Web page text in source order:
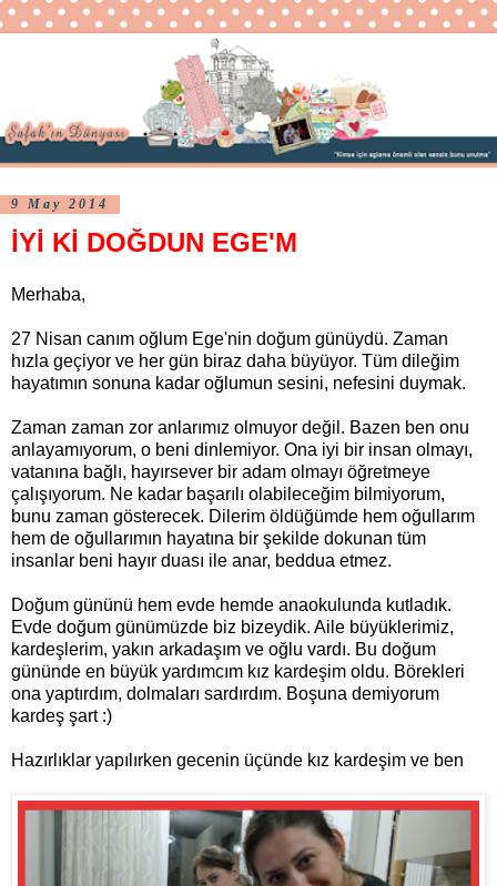
9 May 2014
İYİ Kİ DOĞDUN EGE'M
Merhaba,
27 Nisan canım oğlum Ege'nin doğum günüydü. Zaman
hızla geçiyor ve her gün biraz daha büyüyor. Tüm dileğim
hayatımın sonuna kadar oğlumun sesini, nefesini duymak.
Zaman zaman zor anlarımız olmuyor değil. Bazen ben onu
anlayamıyorum, o beni dinlemiyor. Ona iyi bir insan olmayı,
vatanına bağlı, hayırsever bir adam olmayı öğretmeye
çalışıyorum. Ne kadar başarılı olabileceğim bilmiyorum,
bunu zaman gösterecek. Dilerim öldüğümde hem oğullarım
hem de oğullarımın hayatına bir şekilde dokunan tüm
insanlar beni hayır duası ile anar, beddua etmez.
Doğum gününü hem evde hemde anaokulunda kutladık.
Evde doğum günümüzde biz bizeydik. Aile büyüklerimiz,
kardeşlerim, yakın arkadaşım ve oğlu vardı. Bu doğum
gününde en büyük yardımcım kız kardeşim oldu. Börekleri
ona yaptırdım, dolmaları sardırdım. Boşuna demiyorum
kardeş şart :)
Hazırlıklar yapılırken gecenin üçünde kız kardeşim ve ben